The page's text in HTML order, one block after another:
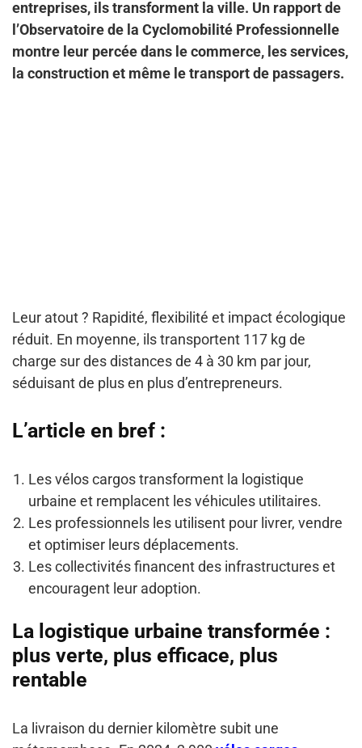
entreprises, ils transforment la ville. Un rapport de
l’Observatoire de la Cyclomobilité Professionnelle
montre leur percée dans le commerce, les services,
la construction et même le transport de passagers.
Leur atout ? Rapidité, flexibilité et impact écologique
réduit. En moyenne, ils transportent 117 kg de
charge sur des distances de 4 à 30 km par jour,
séduisant de plus en plus d’entrepreneurs.
L’article en bref :
Les vélos cargos transforment la logistique
urbaine et remplacent les véhicules utilitaires.
Les professionnels les utilisent pour livrer, vendre
et optimiser leurs déplacements.
Les collectivités financent des infrastructures et
encouragent leur adoption.
La logistique urbaine transformée :
plus verte, plus efficace, plus
rentable
La livraison du dernier kilomètre subit une